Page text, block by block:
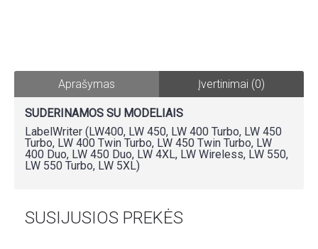
Aprašymas Įvertinimai (0)
SUDERINAMOS SU MODELIAIS
LabelWriter (LW400, LW 450, LW 400 Turbo, LW 450
Turbo, LW 400 Twin Turbo, LW 450 Twin Turbo, LW
400 Duo, LW 450 Duo, LW 4XL, LW Wireless, LW 550,
LW 550 Turbo, LW 5XL)
SUSIJUSIOS PREKĖS